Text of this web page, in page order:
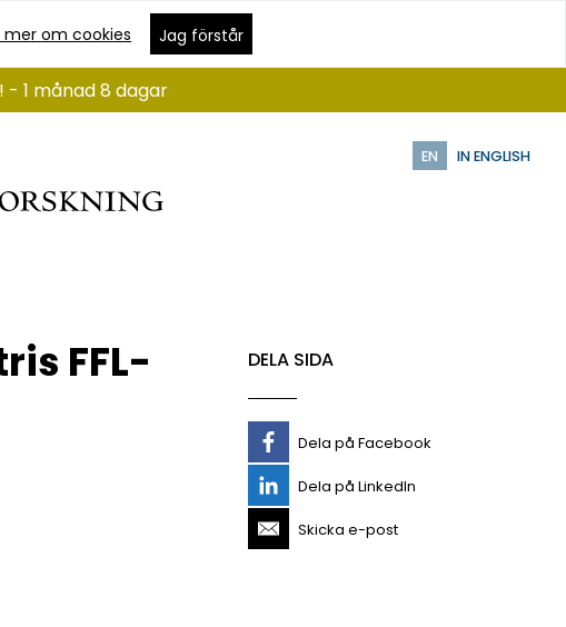
mer om cookies Jag förstår
EN IN ENGLISH
1 månad 8 dagar
FFL-
DELA SIDA
Dela på Facebook
Dela på LinkedIn
Skicka e-post